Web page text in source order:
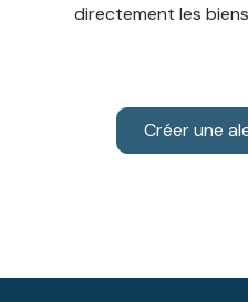
directement les
Créer une